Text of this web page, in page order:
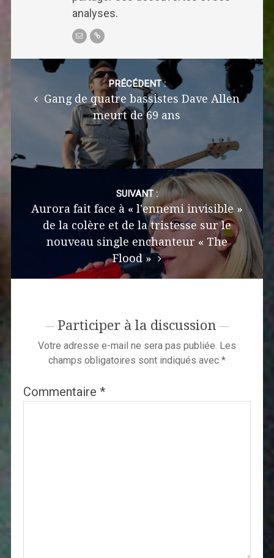
analyses.
PRÉCÉDENT :
Gang de quatre bassistes Dave Allen
meurt de 69 ans
SUIVANT :
Aurora fait face à « l'ennemi invisible »
de la colère et de la tristesse sur le
nouveau single enchanteur « The
Flood »
Participer à la discussion
Votre adresse e-mail ne sera pas publiée. Les
champs obligatoires sont indiqués avec *
Commentaire *